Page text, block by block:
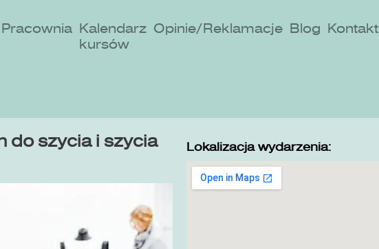
Pracownia Kalendarz
kursów
Opinie/Reklamacje Blog Kontakt
do szycia i szycia
Lokalizacja wydarzenia: